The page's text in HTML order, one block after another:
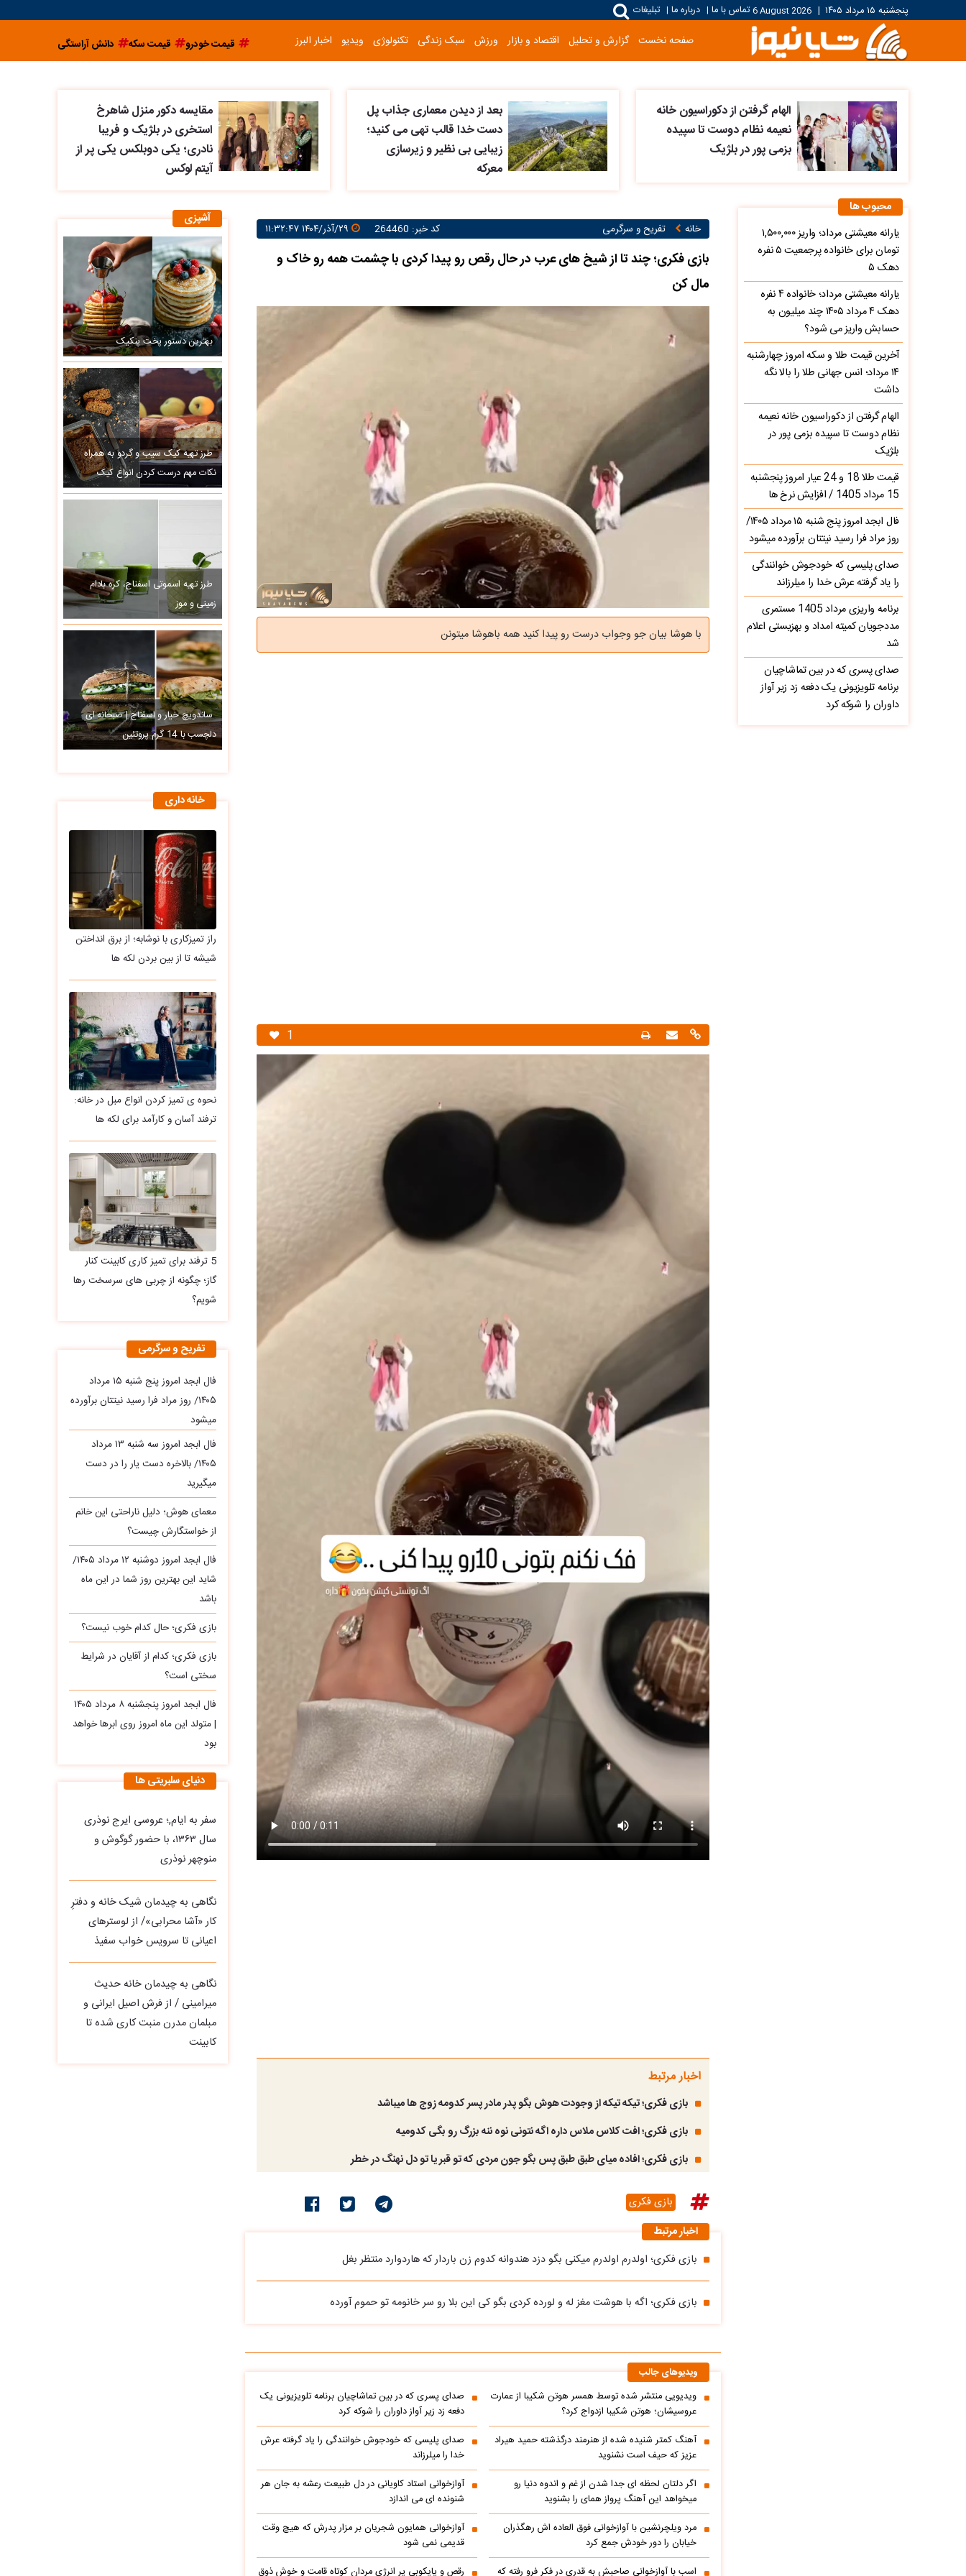
پنجشنبه ۱۵ مرداد ۱۴۰۵ |
6 August 2026تماس با ما | درباره ما | تبلیغات
صفحه نخست گزارش و تحلیل اقتصاد و بازار ورزش سبک زندگی تکنولوژی ویدیو اخبار البرز قیمت خودرو قیمت سکه دانش آراستگی
الهام گرفتن از دکوراسیون خانه
نعیمه نظام دوست تا سپیده
بزمی پور در بلژیک
بعد از دیدن معماری جذاب پل
دست خدا قالب تهی می کنید؛
زیبایی بی نظیر و زیرسازی
معرکه
مقایسه دکور منزل شاهرخ
استخری در بلژیک و فریبا
نادری؛ یکی دوبلکس یکی پر از
آیتم لوکس
خانه تفریح و سرگرمی کد خبر: 264460
بازی فکری؛ چند تا از شیخ های عرب در حال رقص رو پیدا کردی با چشمت همه رو خاک و
مال کن
با هوشا بیان جو وجواب درست رو پیدا کنید همه باهوشا میتونن
1
اخبار مرتبط
بازی فکری؛ تیکه تیکه از وجودت هوش بگو پدر مادر پسر کدومه زوج ها میباشد
بازی فکری؛ افت کلاس ملاس داره اگه نتونی نوه ننه بزرگ رو بگی کدومیه
بازی فکری؛ افاده میای طبق طبق پس بگو جون مردی که تو قبر یا تو دل نهنگ در خطر
بازی فکری
اخبار مرتبط
بازی فکری؛ اولدرم اولدرم میکنی بگو دزد هندوانه کدوم زن باردار که هاردوارد منتظر بغل
بازی فکری؛ اگه با هوشت مغز له و لورده کردی بگو کی این بلا رو سر خانومه تو حموم آورده
ویدیوهای جالب
ویدیویی منتشر شده توسط همسر هوتن شکیبا از عمارت
عروسیشان؛ هوتن شکیبا ازدواج کرد؟
صدای پسری که در بین تماشاچیان برنامه تلویزیونی یک
دفعه زد زیر آواز داوران را شوکه کرد
آهنگ کمتر شنیده شده از هنرمند درگذشته حمید هیراد
عزیز که حیف است نشنوید
صدای پلیسی که خودجوش خوانندگی را یاد گرفته عرش
خدا را میلرزاند
اگر دلتان لحظه ای جدا شدن از غم و اندوه دنیا رو
میخواهد این آهنگ پرواز همای را بشنوید
آوازخوانی استاد کاویانی در دل طبیعت رعشه به جان هر
شنونده ای می اندازد
مرد ویلچرنشین با آوازخوانی فوق العاده اش رهگذران
خیابان را دور خودش جمع کرد
آوازخوانی همایون شجریان بر مزار پدرش که هیچ وقت
قدیمی نمی شود
اسب با آوازخوانی صاحبش به قدری در فکر فرو رفته که
رقص و پایکوبی پر انرژی مردان کوتاه قامت و خوش ذوق
آشپزی
بهترین دستور پخت پنکیک
طرز تهیه کیک سیب و گردو به همراه
نکات مهم درست کردن انواع کیک
طرز تهیه اسموتی اسفناج، کره بادام
زمینی و موز
ساندویچ خیار و اسفناج | صبحانه ای
دلچسب با 14 گرم پروتئین
خانه داری
راز تمیزکاری با نوشابه؛ از برق انداختن
شیشه تا از بین بردن لکه ها
نحوه ی تمیز کردن انواع مبل در خانه:
ترفند آسان و کارآمد برای لکه ها
5 ترفند برای تمیز کاری کابینت کنار
گاز؛ چگونه از چربی های سرسخت رها
شویم؟
تفریح و سرگرمی
فال ابجد امروز پنج شنبه ۱۵ مرداد
۱۴۰۵/ روز مراد فرا رسید نیتتان برآورده
میشود
فال ابجد امروز سه‌ شنبه ۱۳ مرداد
۱۴۰۵/ بالاخره دست یار را در دست
میگیرید
معمای هوش؛ دلیل ناراحتی این خانم
از خواستگارش چیست؟
فال ابجد امروز دوشنبه ۱۲ مرداد ۱۴۰۵/
شاید این بهترین روز شما در این ماه
باشد
بازی فکری؛ حال کدام خوب نیست؟
بازی فکری؛ کدام از آقایان در شرایط
سختی است؟
فال ابجد امروز پنجشنبه ۸ مرداد ۱۴۰۵
| متولد این ماه امروز روی ابرها خواهد
بود
دنیای سلبریتی ها
سفر به ایام,؛ عروسی ایرج نوذری
سال ۱۳۶۳، با حضور گوگوش و
منوچهر نوذری
نگاهی به چیدمان شیک خانه و دفترِ
کار «آشا محرابی»/ از لوسترهای
اعیانی تا سرویس خواب سفیذ
نگاهی به چیدمان خانه حدیث
میرامینی / از فرش اصیل ایرانی و
مبلمان مدرن منبت‌ کاری‌ شده تا
کابینت
محبوب ها
یارانه معیشتی مرداد؛ واریز ۱,۵۰۰,۰۰۰
تومان برای خانواده پرجمعیت ۵ نفره
دهک ۵
یارانه معیشتی مرداد؛ خانواده ۴ نفره
دهک ۴ مرداد ۱۴۰۵ چند میلیون به
حسابش واریز می شود؟
آخرین قیمت طلا و سکه امروز چهارشنبه
۱۴ مرداد؛ انس جهانی طلا را بالا نگه
داشت
الهام گرفتن از دکوراسیون خانه نعیمه
نظام دوست تا سپیده بزمی پور در
بلژیک
قیمت طلا 18 و 24 عیار امروز پنجشنبه
15 مرداد 1405 / افزایش نرخ ها
فال ابجد امروز پنج شنبه ۱۵ مرداد ۱۴۰۵/
روز مراد فرا رسید نیتتان برآورده میشود
صدای پلیسی که خودجوش خوانندگی
را یاد گرفته عرش خدا را میلرزاند
برنامه واریزی مرداد 1405 مستمری
مددجویان کمیته امداد و بهزیستی اعلام
شد
صدای پسری که در بین تماشاچیان
برنامه تلویزیونی یک دفعه زد زیر آواز
داوران را شوکه کرد